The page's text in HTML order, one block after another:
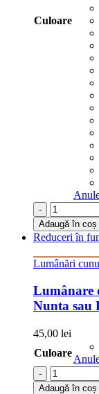
Culoare
-
Adaugă în coș
Reduceri în
Lumânări
Lumânare
Nunta sau
45,00 lei
Culoare
-
Adaugă în coș